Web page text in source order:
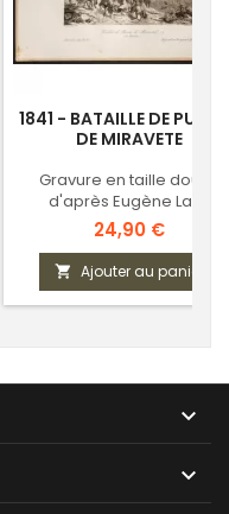
1841 - BATAILLE DE
DE MIRAVETE
Gravure en taille douce
d'après Eugène Lami
Prix
24,90 €
 Ajouter au panier

